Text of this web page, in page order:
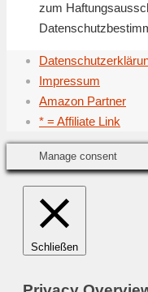
zum
Impressum
Amazon Partner
* = Affiliate Link
Manage consent
Schließen